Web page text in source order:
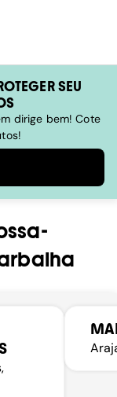
SEU
dirige bem! Cote